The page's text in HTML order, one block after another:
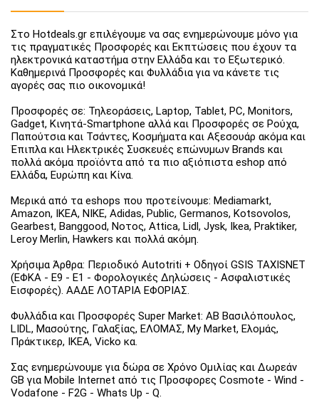
Στο Hotdeals.gr επιλέγουμε να σας ενημερώνουμε μόνο για
τις πραγματικές Προσφορές και Εκπτώσεις που έχουν τα
ηλεκτρονικά καταστήμα στην Ελλάδα και το Εξωτερικό.
Καθημερινά Προσφορές και Φυλλάδια για να κάνετε τις
αγορές σας πιο οικονομικά!
Προσφορές σε: Τηλεοράσεις, Laptop, Tablet, PC, Monitors,
Gadget, Κινητά-Smartphone αλλά και Προσφορές σε Ρούχα,
Παπούτσια και Τσάντες, Κοσμήματα και Αξεσουάρ ακόμα και
Έπιπλα και Ηλεκτρικές Συσκευές επώνυμων Brands και
πολλά ακόμα προϊόντα από τα πιο αξιόπιστα eshop από
Ελλάδα, Ευρώπη και Κίνα.
Μερικά από τα eshops που προτείνουμε: Mediamarkt,
Amazon, IKEA, NIKE, Adidas, Public, Germanos, Kotsovolos,
Gearbest, Banggood, Νοτος, Attica, Lidl, Jysk, Ikea, Praktiker,
Leroy Merlin, Hawkers και πολλά ακόμη.
Χρήσιμα Άρθρα: Περιοδικό Autotriti + Οδηγοί GSIS TAXISNET
(ΕΦΚΑ - Ε9 - Ε1 - Φορολογικές Δηλώσεις - Ασφαλιστικές
Εισφορές). ΑΑΔΕ ΛΟΤΑΡΙΑ ΕΦΟΡΙΑΣ.
Φυλλάδια και Προσφορές Super Market: ΑΒ Βασιλόπουλος,
LIDL, Μασούτης, Γαλαξίας, ΕΛΟΜΑΣ, My Market, Ελομάς,
Πράκτικερ, ΙΚΕΑ, Vicko κα.
Σας ενημερώνουμε για δώρα σε Χρόνο Ομιλίας και Δωρεάν
GB για Mobile Internet από τις Προσφορες Cosmote - Wind -
Vodafone - F2G - Whats Up - Q.